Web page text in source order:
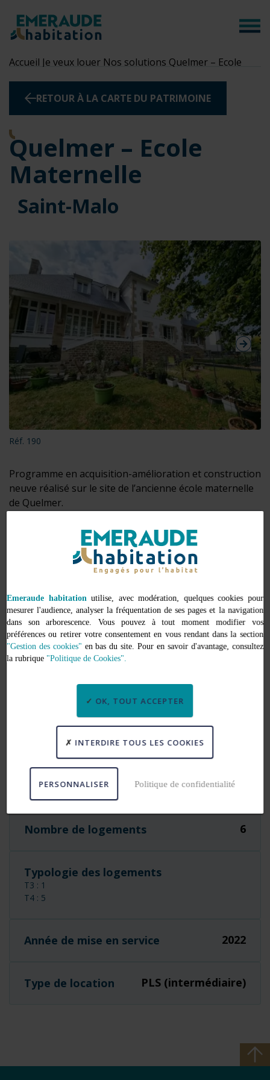
Accueil Je veux louer Nos solutions Quelmer – Ecole
RETOUR À LA CARTE DU PATRIMOINE
Quelmer – Ecole
Maternelle
Saint-Malo
Réf. 190
Programme en acquisition-amélioration et construction
neuve réalisé sur le site de l’ancienne école maternelle
de Quelmer.
Localisation
null
52 rue de la Passagère
Caractéristiques
Nombre de logements 6
Typologie des logements
T3 : 1
T4 : 5
Année de mise en service 2022
Type de location PLS (intermédiaire)
Emeraude habitationutilise, avec modération, quelques cookies pour
mesurer l'audience, analyser la fréquentation de ses pages et la navigation
dans son arborescence. Vous pouvez à tout moment modifier vos
préférences ou retirer votre consentement en vous rendant dans la section
"Gestion des cookies" en bas du site. Pour en savoir d'avantage, consultez
la rubrique "Politique de Cookies".
OK, TOUT ACCEPTER
INTERDIRE TOUS LES COOKIES
PERSONNALISER Politique de confidentialité